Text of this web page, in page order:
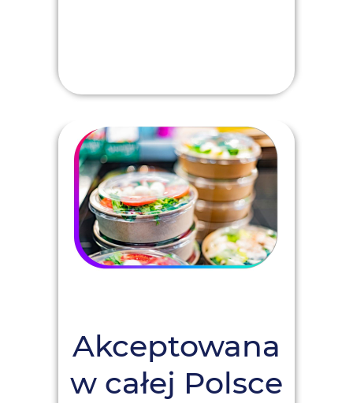
Akceptowana
w całej Polsce